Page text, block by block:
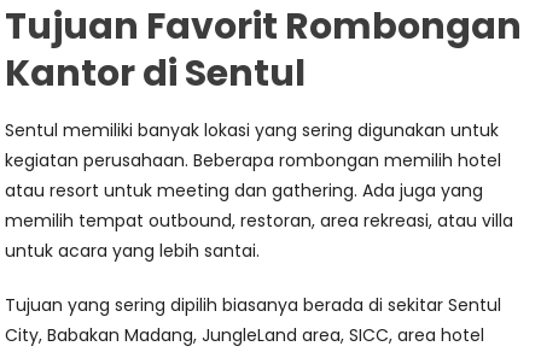
Tujuan Favorit Rombongan
Kantor di Sentul
Sentul memiliki banyak lokasi yang sering digunakan untuk
kegiatan perusahaan. Beberapa rombongan memilih hotel
atau resort untuk meeting dan gathering. Ada juga yang
memilih tempat outbound, restoran, area rekreasi, atau villa
untuk acara yang lebih santai.
Tujuan yang sering dipilih biasanya berada di sekitar Sentul
City, Babakan Madang, JungleLand area, SICC, area hotel